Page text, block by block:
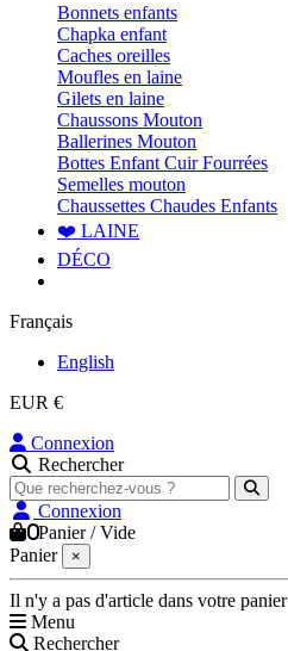
Bonnets enfants
Chapka enfant
Caches oreilles
Moufles en laine
Gilets en laine
Chaussons Mouton
Ballerines Mouton
Bottes Enfant Cuir Fourrées
Semelles mouton
Chaussettes Chaudes Enfants
❤️ LAINE
DÉCO
Français
English
EUR €
Connexion
Rechercher
Connexion
0Panier /Vide
Panier
×
Il n'y a pas d'article dans votre panier
Menu
Rechercher